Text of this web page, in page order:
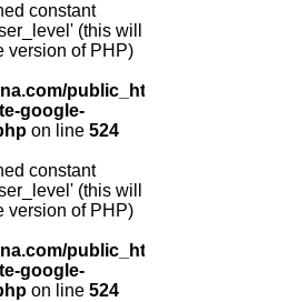
constant
(this will
version of PHP)
public_html/wp-
google-
on line 524
constant
(this will
version of PHP)
public_html/wp-
google-
on line 524